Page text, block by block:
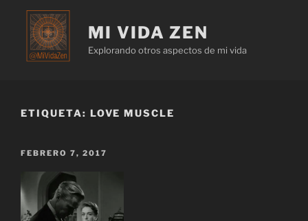
MI VIDA ZEN
Explorando otros aspectos de mi vida
ETIQUETA: LOVE MUSCLE
FEBRERO 7, 2017